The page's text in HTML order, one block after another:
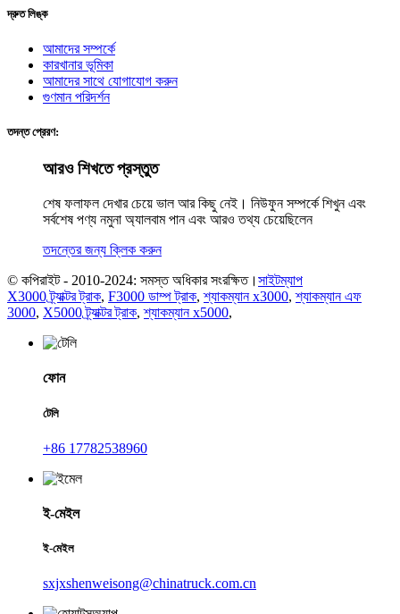
দ্রুত লিঙ্ক
আমাদের সম্পর্কে
কারখানার ভূমিকা
আমাদের সাথে যোগাযোগ করুন
গুণমান পরিদর্শন
তদন্ত প্রেরণ:
আরও শিখতে প্রস্তুত
শেষ ফলাফল দেখার চেয়ে ভাল আর কিছু নেই। নিউফুন সম্পর্কে শিখুন এবং
সর্বশেষ পণ্য নমুনা অ্যালবাম পান এবং আরও তথ্য চেয়েছিলেন
তদন্তের জন্য ক্লিক করুন
© কপিরাইট - 2010-2024: সমস্ত অধিকার সংরক্ষিত। সাইটম্যাপ
X3000 ট্র্যাক্টর ট্রাক, F3000 ডাম্প ট্রাক,শ্যাকম্যান x3000,শ্যাকম্যান এফ
3000, X5000 ট্র্যাক্টর ট্রাক,শ্যাকম্যান x5000,
ফোন
টেলি
+86 17782538960
ই-মেইল
ই-মেইল
sxjxshenweisong@chinatruck.com.cn